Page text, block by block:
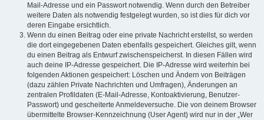
Mail-Adresse und ein Passwort notwendig. Wenn durch den Betreiber
weitere Daten als notwendig festgelegt wurden, so ist dies für dich vor
deren Eingabe ersichtlich.
Wenn du einen Beitrag oder eine private Nachricht erstellst, so werden
die dort eingegebenen Daten ebenfalls gespeichert. Gleiches gilt, wenn
du einen Beitrag als Entwurf zwischenspeicherst. In diesen Fällen wird
auch deine IP-Adresse gespeichert. Die IP-Adresse wird weiterhin bei
folgenden Aktionen gespeichert: Löschen und Ändern von Beiträgen
(dazu zählen Private Nachrichten und Umfragen), Änderungen an
zentralen Profildaten (E-Mail-Adresse, Kontoaktivierung, Benutzer-
Passwort) und gescheiterte Anmeldeversuche. Die von deinem Browser
übermittelte Browser-Kennzeichnung (User Agent) wird nur in der „Wer